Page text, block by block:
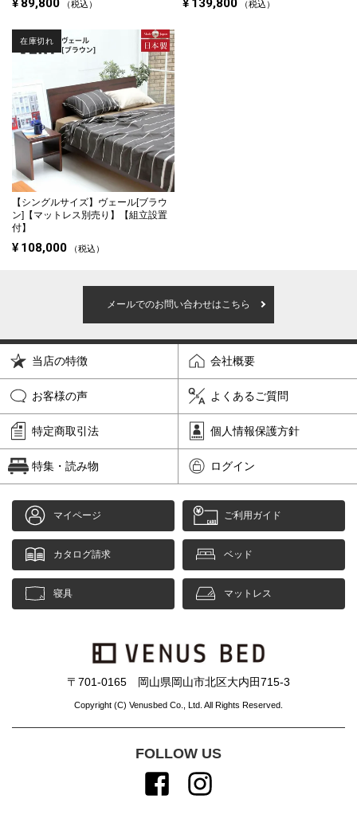
89,800 税込 139,800 税込
【シングルサイズ】 ヴェール[ブラウ
ン]【マットレス別売り】【組立設置
付】
¥ 108,000 税込
在庫切れ
メールでのお問い合わせはこちら
当店の特徴 会社概要
お客様の声 よくあるご質問
特定商取引法 個人情報保護方針
特集・読み物 ログイン
マイページ ご利用ガイド
カタログ請求 ベッド
寝具 マットレス
〒701-0165 岡山県岡山市北区大内田715-3
Copyright (C) Venusbed Co., Ltd. All Rights Reserved.
FOLLOW US